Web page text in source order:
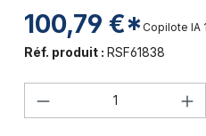
100,79 €* Copilote IA
Réf. produit : RSF61838
Quantité de